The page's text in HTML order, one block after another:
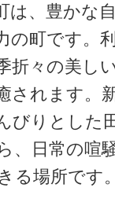
は、豊かな
の町です。
折々の美し
されます。
びりとした
、日常の喧
る場所です。